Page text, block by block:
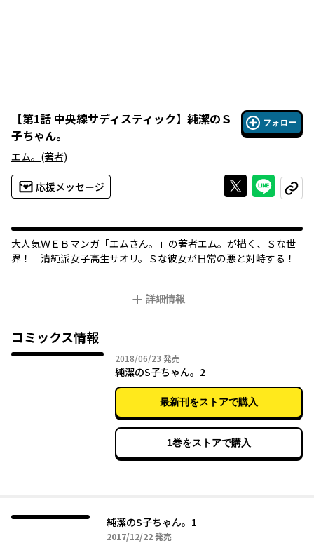
【第1話 中央線サディスティック】 純潔のＳ
子ちゃん。
フォロー
エム。 (著者)
応援メッセージ Xで投稿する
ライン
コピー
大人気ＷＥＢマンガ「エムさん。」の著者エム。が描く、Ｓな世
界！ 清純派女子高生サオリ。Ｓな彼女が日常の悪と対峙する！
詳細情報
コミックス情報
2018/06/23 2018年06月23日
発売
純潔のS子ちゃん。2
最新刊をストアで購入
1巻をストアで購入
純潔のS子ちゃん。1
2017/12/222017年12月22日
発売